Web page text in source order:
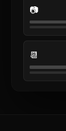
📷
📆